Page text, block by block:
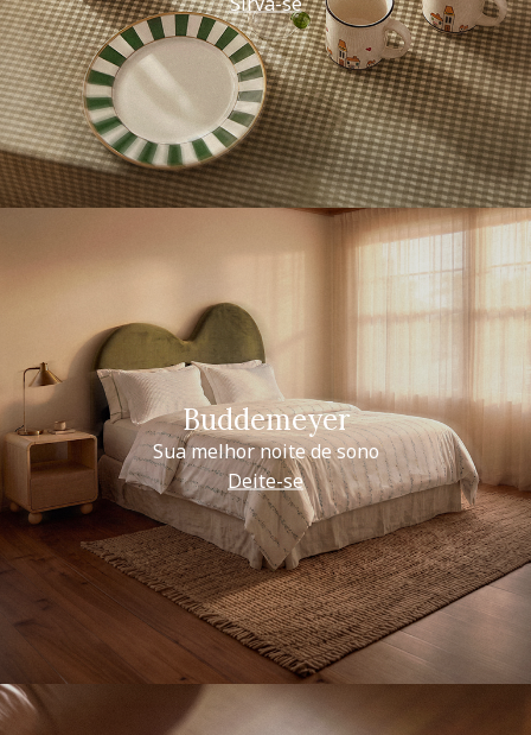
Buddemeyer
Sua melhor noite de sono
Deite-se